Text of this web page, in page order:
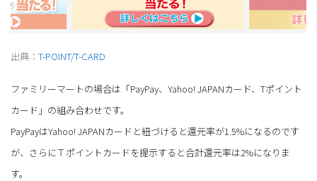
出典： T-POINT/T-CARD
ファミリーマートの場合は「PayPay、Yahoo! JAPANカード、Tポイント
カード」の組み合わせです。
PayPayはYahoo! JAPANカードと紐づけると還元率が1.5%になるのです
が、さらにＴポイントカードを提示すると合計還元率は2%になりま
す。